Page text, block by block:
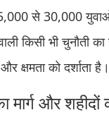
से 30,000 युवाओं
किसी भी चुनौती
क्षमता को दर्शाता है।
मार्ग और शहीदों